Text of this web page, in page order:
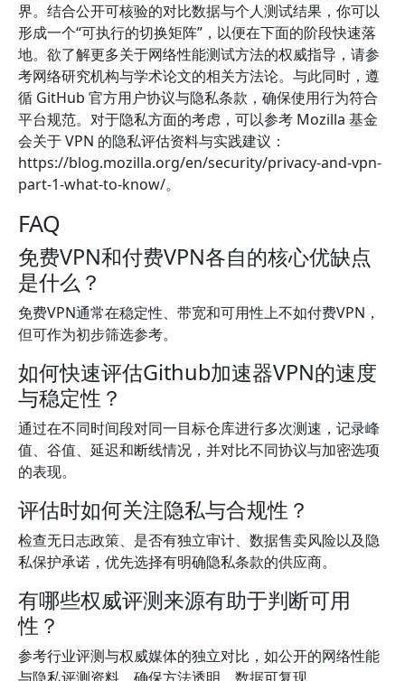
界。结合公开可核验的对比数据与个人测试结果，你可以
形成一个“可执行的切换矩阵”，以便在下面的阶段快速落
地。欲了解更多关于网络性能测试方法的权威指导，请参
考网络研究机构与学术论文的相关方法论。与此同时，遵
循 GitHub 官方用户协议与隐私条款，确保使用行为符合
平台规范。对于隐私方面的考虑，可以参考 Mozilla 基金
会关于 VPN 的隐私评估资料与实践建议：
https://blog.mozilla.org/en/security/privacy-and-vpn-
part-1-what-to-know/。
FAQ
免费VPN和付费VPN各自的核心优缺点
是什么？
免费VPN通常在稳定性、带宽和可用性上不如付费VPN，
但可作为初步筛选参考。
如何快速评估Github加速器VPN的速度
与稳定性？
通过在不同时间段对同一目标仓库进行多次测速，记录峰
值、谷值、延迟和断线情况，并对比不同协议与加密选项
的表现。
评估时如何关注隐私与合规性？
检查无日志政策、是否有独立审计、数据售卖风险以及隐
私保护承诺，优先选择有明确隐私条款的供应商。
有哪些权威评测来源有助于判断可用
性？
参考行业评测与权威媒体的独立对比，如公开的网络性能